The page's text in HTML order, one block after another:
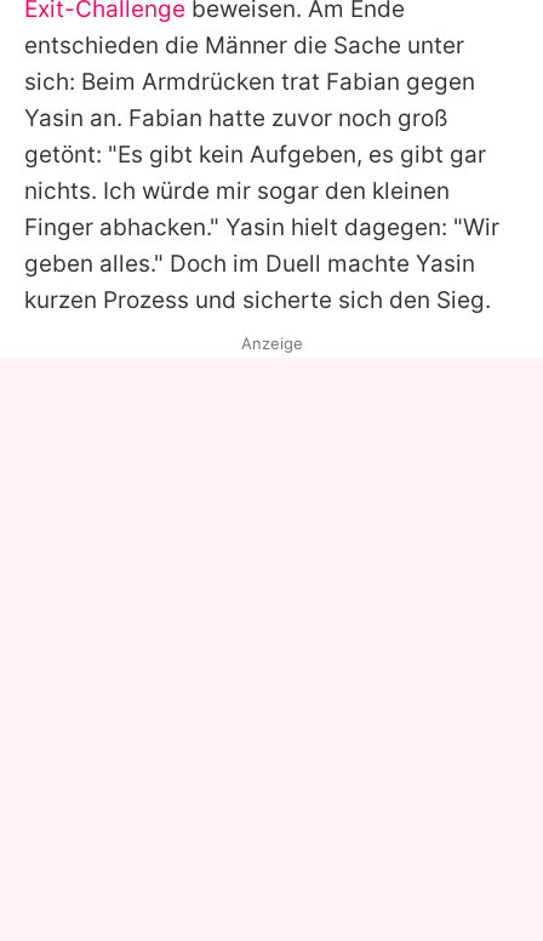
Exit-Challenge beweisen. Am Ende
entschieden die Männer die Sache unter
sich: Beim Armdrücken trat Fabian gegen
Yasin an. Fabian hatte zuvor noch groß
getönt: "Es gibt kein Aufgeben, es gibt gar
nichts. Ich würde mir sogar den kleinen
Finger abhacken." Yasin hielt dagegen: "Wir
geben alles." Doch im Duell machte Yasin
kurzen Prozess und sicherte sich den Sieg.
Anzeige